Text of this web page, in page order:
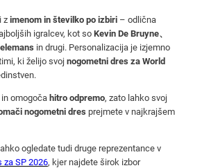
zimenom in številko po izbiri– odlična
igralcev, kot so Kevin De Bruyne、
in drugi. Personalizacija je izjemno
ki želijo svoj nogometni dres za World
omogoča hitro odpremo, zato lahko svoj
nogometni dres prejmete v najkrajšem
ogledate tudi druge reprezentance v
za SP 2026, kjer najdete širok izbor